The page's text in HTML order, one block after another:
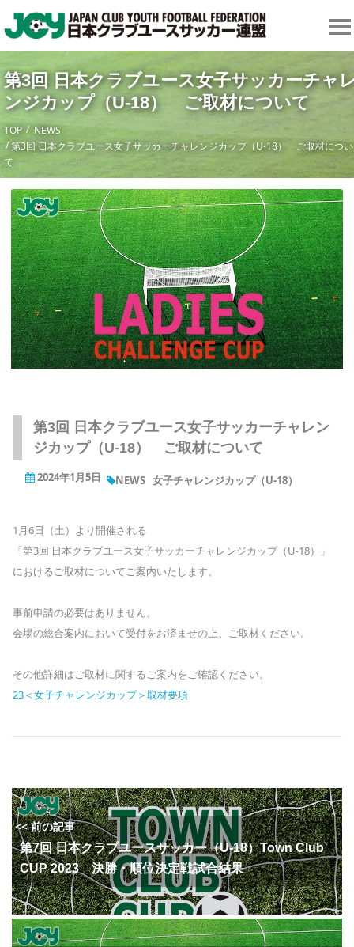
第3回 日本クラブユース女子サッカーチャ
ンジカップ（U-18） ご取材について
TOP
NEWS
第3回 日本クラブユース女子サッカーチャレンジカップ（U-18） ご取材につい
て
第3回 日本クラブユース女子サッカーチャレン
ジカップ（U-18） ご取材について
2024年1月5日 NEWS 女子チャレンジカップ（U-18）
1月6日（土）より開催される
「第3回 日本クラブユース女子サッカーチャレンジカップ（U-18）」
におけるご取材についてご案内いたします。
事前申請の必要はありません。
会場の総合案内において受付をお済ませの上、ご取材ください。
その他詳細はご取材に関するご案内をご確認ください。
23＜女子チャレンジカップ＞取材要項
<< 前の記事
第7回 日本クラブユースサッカー（U-18）Town Club
CUP 2023 決勝・順位決定戦試合結果